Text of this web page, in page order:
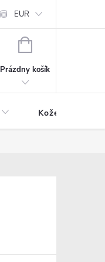
EUR
NÁKUPNÝ
Prázdny košík
Kožený tovar